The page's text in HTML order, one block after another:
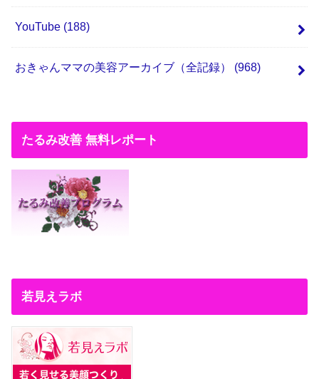
YouTube (188)
おきゃんママの美容アーカイブ（全記録） (968)
たるみ改善 無料レポート
若見えラボ